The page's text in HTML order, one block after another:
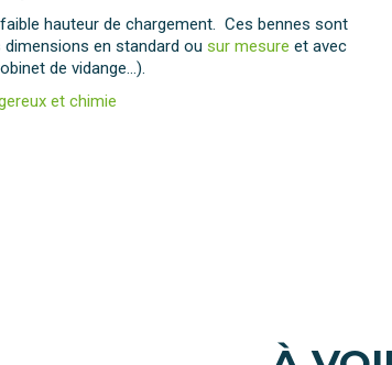
hauteur de chargement. Ces bennes sont
en standard ou sur mesure et avec
de vidange…).
et chimie